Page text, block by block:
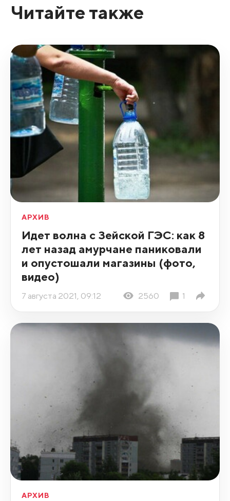
Читайте также
АРХИВ
Идет волна с Зейской ГЭС: как 8
лет назад амурчане паниковали
и опустошали магазины (фото,
видео)
7 августа 2021, 09:12 2560 1
АРХИВ